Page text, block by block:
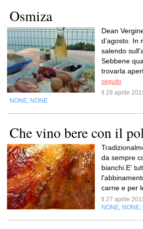
Osmiza
Dean
d’agosto. In
salendo
Sebbene
trovarla
seguito
Il 28 aprile
NONE NONE
Che vino bere con il
da sempre
bianchi.E'
carne e per
Il 27 aprile
NONE NONE